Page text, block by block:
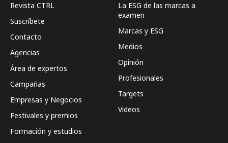
Revista CTRL
Suscríbete
Contacto
Agencias
Área de expertos
Campañas
Empresas y Negocios
Festivales y premios
Formación y estudios
La ESG de las marcas a
examen
Marcas y ESG
Medios
Opinión
Profesionales
Targets
Videos